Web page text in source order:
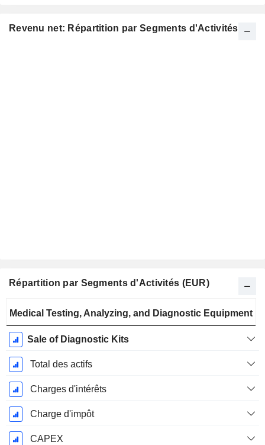
Revenu net: Répartition par Segments d'Activités
Répartition par Segments d'Activités (EUR)
Fiscale:
Décembre
Medical Testing, Analyzing, and Diagnostic Equipment
Sale of Diagnostic Kits
Total des actifs
Charges d'intérêts
Charge d'impôt
CAPEX